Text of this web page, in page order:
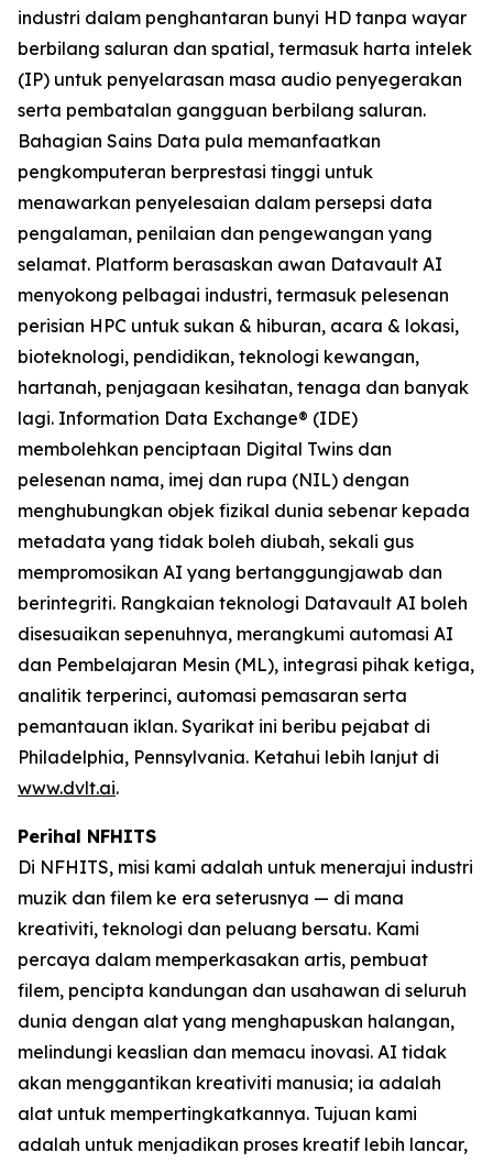
industri dalam penghantaran bunyi HD tanpa wayar
berbilang saluran dan spatial, termasuk harta intelek
(IP) untuk penyelarasan masa audio penyegerakan
serta pembatalan gangguan berbilang saluran.
Bahagian Sains Data pula memanfaatkan
pengkomputeran berprestasi tinggi untuk
menawarkan penyelesaian dalam persepsi data
pengalaman, penilaian dan pengewangan yang
selamat. Platform berasaskan awan Datavault AI
menyokong pelbagai industri, termasuk pelesenan
perisian HPC untuk sukan & hiburan, acara & lokasi,
bioteknologi, pendidikan, teknologi kewangan,
hartanah, penjagaan kesihatan, tenaga dan banyak
lagi. Information Data Exchange® (IDE)
membolehkan penciptaan Digital Twins dan
pelesenan nama, imej dan rupa (NIL) dengan
menghubungkan objek fizikal dunia sebenar kepada
metadata yang tidak boleh diubah, sekali gus
mempromosikan AI yang bertanggungjawab dan
berintegriti. Rangkaian teknologi Datavault AI boleh
disesuaikan sepenuhnya, merangkumi automasi AI
dan Pembelajaran Mesin (ML), integrasi pihak ketiga,
analitik terperinci, automasi pemasaran serta
pemantauan iklan. Syarikat ini beribu pejabat di
Philadelphia, Pennsylvania. Ketahui lebih lanjut di
www.dvlt.ai.
Perihal NFHITS
Di NFHITS, misi kami adalah untuk menerajui industri
muzik dan filem ke era seterusnya — di mana
kreativiti, teknologi dan peluang bersatu. Kami
percaya dalam memperkasakan artis, pembuat
filem, pencipta kandungan dan usahawan di seluruh
dunia dengan alat yang menghapuskan halangan,
melindungi keaslian dan memacu inovasi. AI tidak
akan menggantikan kreativiti manusia; ia adalah
alat untuk mempertingkatkannya. Tujuan kami
adalah untuk menjadikan proses kreatif lebih lancar,